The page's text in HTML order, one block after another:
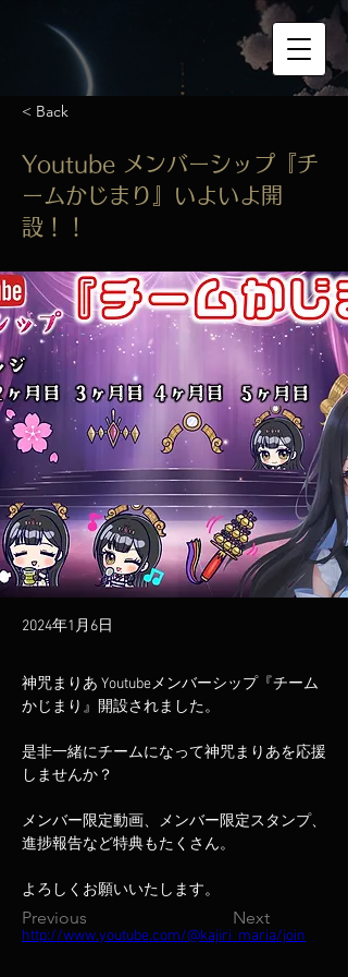
< Back
Youtube メンバーシップ『チ
ームかじまり』いよいよ開
設！！
2024年1月6日
Previous Next
神咒まりあ Youtubeメンバーシップ『チーム
かじまり』開設されました。
是非一緒にチームになって神咒まりあを応援
しませんか？
メンバー限定動画、メンバー限定スタンプ、
進捗報告など特典もたくさん。
よろしくお願いいたします。
http://www.youtube.com/@kajiri_maria/join